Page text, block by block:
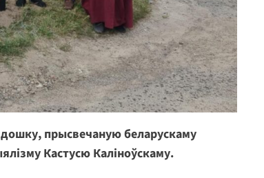
дошку, прысвечаную беларускаму
Кастусю Каліноўскаму.